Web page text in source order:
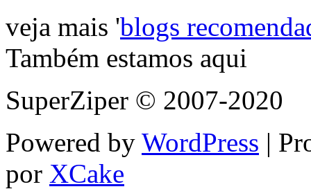
veja mais 'blogs
Também estamos aqui
SuperZiper © 2007-2020
Powered by WordPress |
por XCake